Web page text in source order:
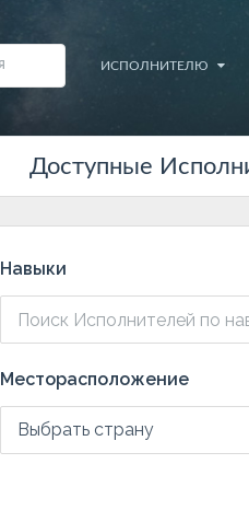
ИСПОЛНИТЕЛЮ
Доступные
Навыки
Месторасположение
Выбрать страну